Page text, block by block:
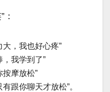
大，我也好心疼”
，我学到了”
按摩放松”
有跟你聊天才放松”。